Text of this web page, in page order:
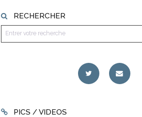
RECHERCHER
PICS / VIDEOS